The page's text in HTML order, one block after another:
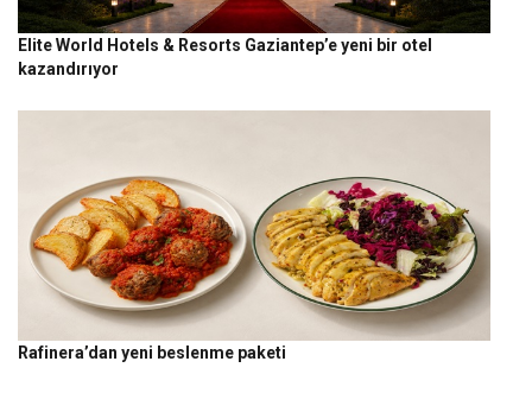
Elite World Hotels & Resorts Gaziantep’e yeni bir otel
kazandırıyor
Rafinera’dan yeni beslenme paketi